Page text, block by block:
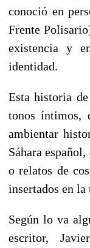
conoció en
Frente
existencia y
identidad.
Esta historia
tonos íntimos,
ambientar
Sáhara
o relatos de
insertados en
Según lo va
escritor,